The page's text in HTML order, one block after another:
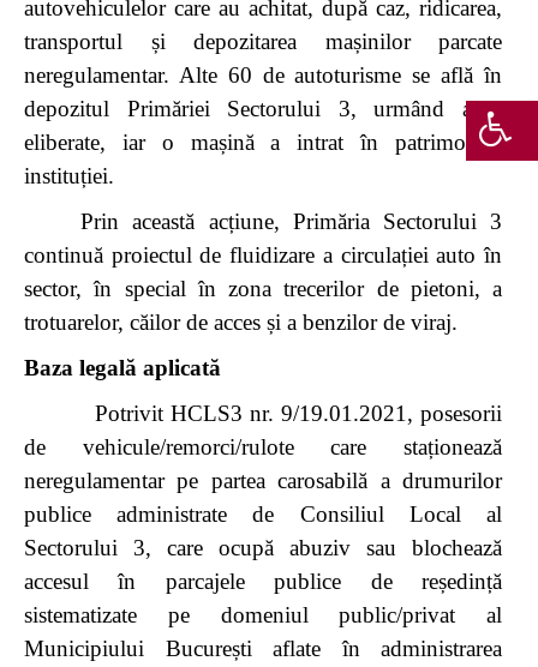
autovehiculelor care au achitat, după caz, ridicarea,
transportul și depozitarea mașinilor parcate
neregulamentar. Alte 60 de autoturisme se află în
depozitul Primăriei Sectorului 3, urmând a fi
eliberate, iar o mașină a intrat în patrimoniul
instituției.
Prin această acțiune, Primăria Sectorului 3
continuă proiectul de fluidizare a circulației auto în
sector, în special în zona trecerilor de pietoni, a
trotuarelor, căilor de acces și a benzilor de viraj.
Baza legală aplicată
PotrivitHCLS3 nr. 9/19.01.2021 ,posesorii
de vehicule/remorci/rulote care staționează
neregulamentar pe partea carosabilă a drumurilor
publice administrate de Consiliul Local al
Sectorului 3, care ocupă abuziv sau blochează
accesul în parcajele publice de reședință
sistematizate pe domeniul public/privat al
Municipiului București aflate în administrarea